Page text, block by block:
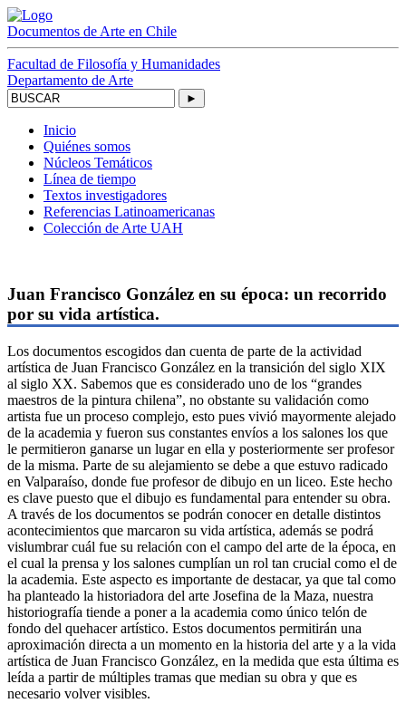
Documentos de Arte en Chile
Facultad de Filosofía y Humanidades
Departamento de Arte
►
Inicio
Quiénes somos
Núcleos Temáticos
Línea de tiempo
Textos investigadores
Referencias Latinoamericanas
Colección de Arte UAH
Juan Francisco González en su época: un recorrido
por su vida artística.
Los documentos escogidos dan cuenta de parte de la actividad
artística de Juan Francisco González en la transición del siglo XIX
al siglo XX. Sabemos que es considerado uno de los “grandes
maestros de la pintura chilena”, no obstante su validación como
artista fue un proceso complejo, esto pues vivió mayormente alejado
de la academia y fueron sus constantes envíos a los salones los que
le permitieron ganarse un lugar en ella y posteriormente ser profesor
de la misma. Parte de su alejamiento se debe a que estuvo radicado
en Valparaíso, donde fue profesor de dibujo en un liceo. Este hecho
es clave puesto que el dibujo es fundamental para entender su obra.
A través de los documentos se podrán conocer en detalle distintos
acontecimientos que marcaron su vida artística, además se podrá
vislumbrar cuál fue su relación con el campo del arte de la época, en
el cual la prensa y los salones cumplían un rol tan crucial como el de
la academia. Este aspecto es importante de destacar, ya que tal como
ha planteado la historiadora del arte Josefina de la Maza, nuestra
historiografía tiende a poner a la academia como único telón de
fondo del quehacer artístico. Estos documentos permitirán una
aproximación directa a un momento en la historia del arte y a la vida
artística de Juan Francisco González, en la medida que esta última es
leída a partir de múltiples tramas que median su obra y que es
necesario volver visibles.